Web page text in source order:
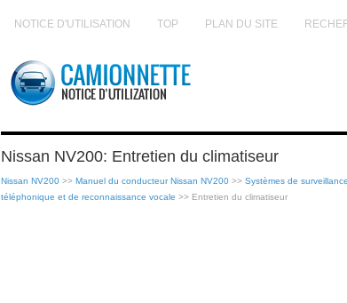
NOTICE D'UTILISATION TOP PLAN DU SITE
Nissan NV200: Entretien du climatiseur
Nissan NV200 >> Manuel du conducteur Nissan NV200 >> Systèmes de
téléphonique et de reconnaissance vocale >> Entretien du climatiseur